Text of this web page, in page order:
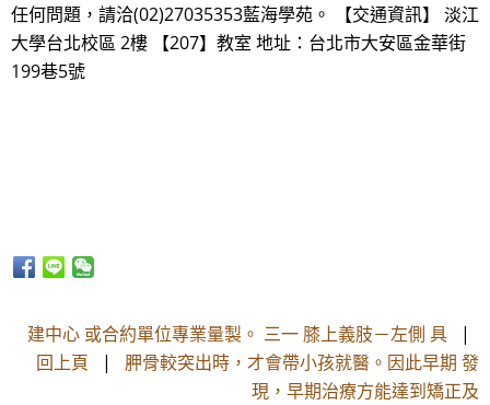
任何問題，請洽(02)27035353藍海學苑。 【交通資訊】 淡江
大學台北校區 2樓 【207】教室 地址：台北市大安區金華街
199巷5號
建中心 或合約單位專業量製。 三一 膝上義肢－左側 具
|
回上頁 | 胛骨較突出時，才會帶小孩就醫。因此早期 發
現，早期治療方能達到矯正及